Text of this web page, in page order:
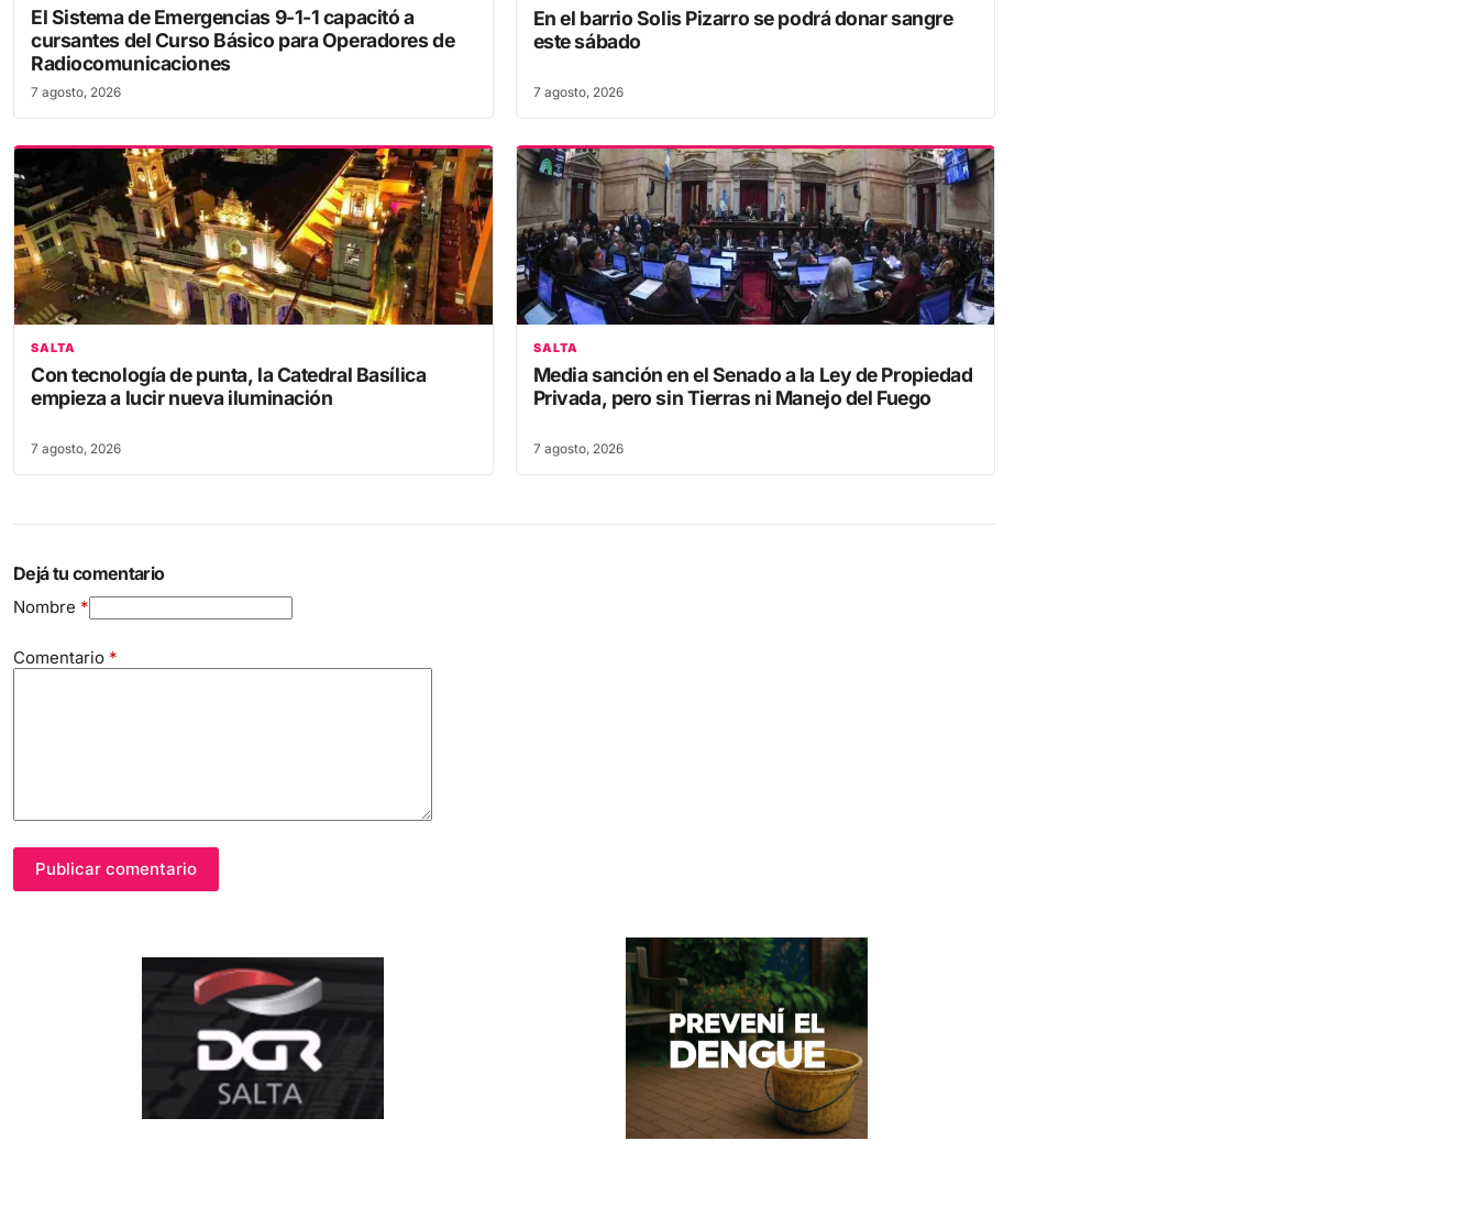
El Sistema de Emergencias 9-1-1 capacitó a
cursantes del Curso Básico para Operadores de
Radiocomunicaciones
7 agosto, 2026
En el barrio Solis Pizarro se podrá donar sangre
este sábado
7 agosto, 2026
SALTA
Con tecnología de punta, la Catedral Basílica
empieza a lucir nueva iluminación
7 agosto, 2026
SALTA
Media sanción en el Senado a la Ley de Propiedad
Privada, pero sin Tierras ni Manejo del Fuego
7 agosto, 2026
Dejá tu comentario
Nombre *
Comentario *
Publicar comentario